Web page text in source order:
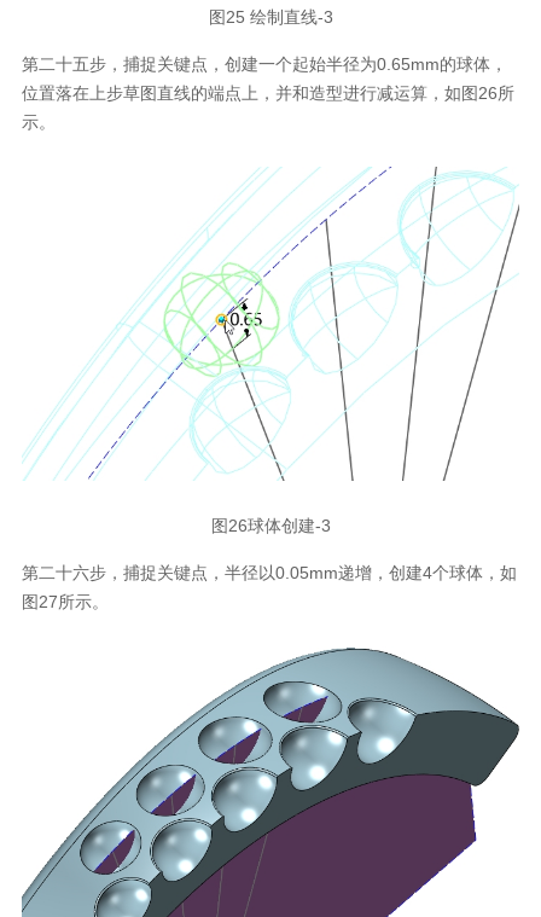
图25 绘制直线-3
第二十五步，捕捉关键点，创建一个起始半径为0.65mm的球体，
位置落在上步草图直线的端点上，并和造型进行减运算，如图26所
示。
图26球体创建-3
第二十六步，捕捉关键点，半径以0.05mm递增，创建4个球体，如
图27所示。